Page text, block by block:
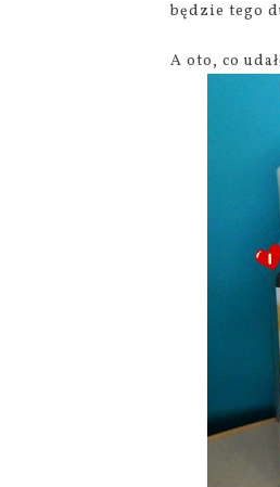
będzie tego
A oto, co